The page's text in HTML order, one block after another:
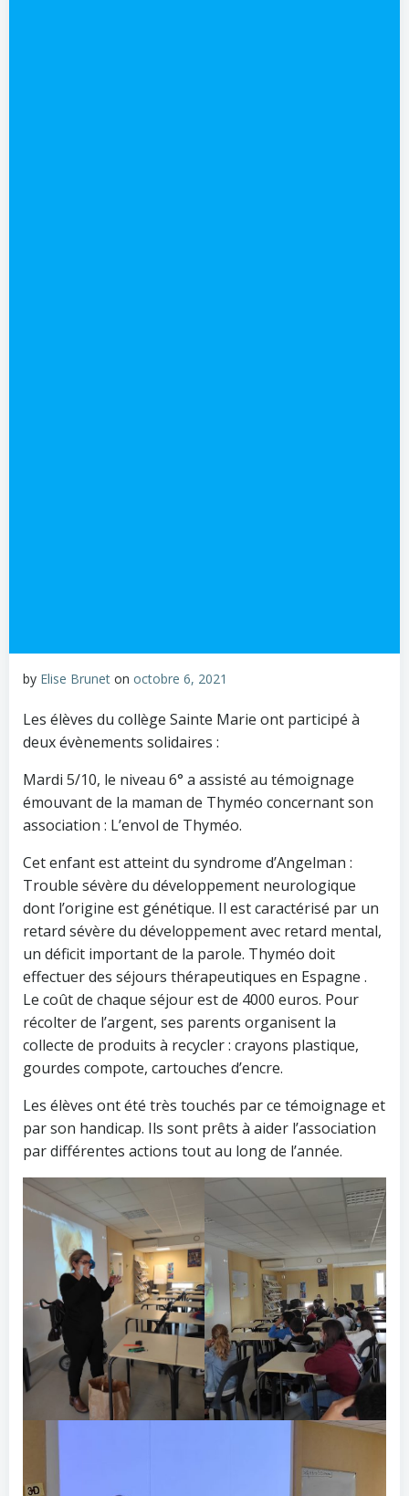
by Elise Brunet on octobre 6, 2021
Les élèves du collège Sainte Marie ont participé à
deux évènements solidaires :
Mardi 5/10, le niveau 6° a assisté au témoignage
émouvant de la maman de Thyméo concernant son
association : L’envol de Thyméo.
Cet enfant est atteint du syndrome d’Angelman :
Trouble sévère du développement neurologique
dont l’origine est génétique. Il est caractérisé par un
retard sévère du développement avec retard mental,
un déficit important de la parole. Thyméo doit
effectuer des séjours thérapeutiques en Espagne .
Le coût de chaque séjour est de 4000 euros. Pour
récolter de l’argent, ses parents organisent la
collecte de produits à recycler : crayons plastique,
gourdes compote, cartouches d’encre.
Les élèves ont été très touchés par ce témoignage et
par son handicap. Ils sont prêts à aider l’association
par différentes actions tout au long de l’année.